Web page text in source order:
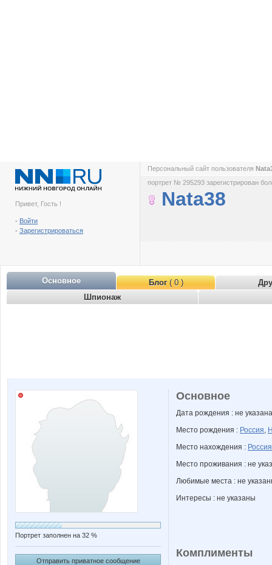
Привет, Гость !
- Войти
- Зарегистрироваться
Персональный сайт пользователя
портрет № 295293 зарегистрирован
Nata38
Основное Блог( 0 )
Шпионаж
Портрет заполнен на 32 %
Отправить приватное сообщение
Основное
Дата рождения : не указана
Место рождения : Россия,
Место нахождения : Россия
Место проживания : не
Любимые места : не
Интересы : не указаны
Комплименты